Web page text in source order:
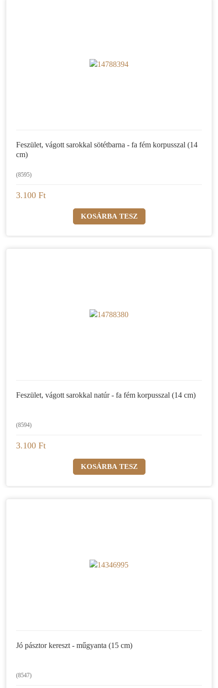
Feszület, vágott sarokkal sötétbarna - fa fém korpusszal (14
cm)
(8595)
3.100 Ft
Feszület, vágott sarokkal natúr - fa fém korpusszal (14 cm)
(8594)
3.100 Ft
Jó pásztor kereszt - műgyanta (15 cm)
(8547)